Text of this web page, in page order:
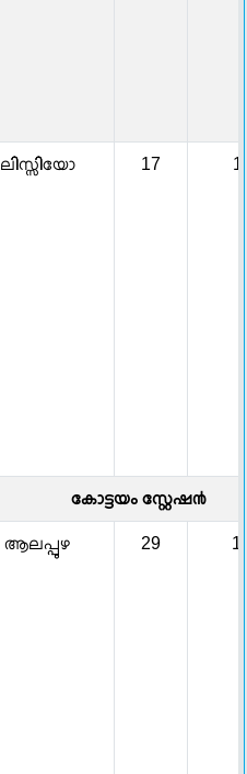
ലിസ്സിയോ 17
കോട്ടയം സ്റ്റേഷ൯
ആലപ്പുഴ 29